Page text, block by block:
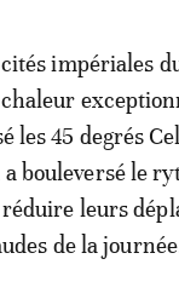
impériales
les 45 degrés
bouleversé le
leurs
de la